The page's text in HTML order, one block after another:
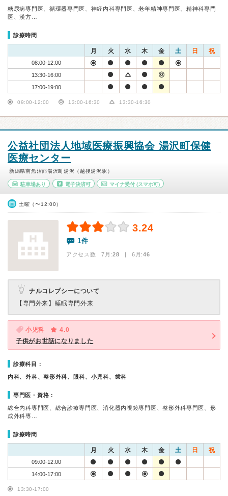
糖尿病専門医、循環器専門医、神経内科専門医、老年精神専門医、精神科専門
医、漢方…
診療時間
月 火 水 木 金 土 日 祝
08:00-12:00
13:30-16:00
17:00-19:00
09:00-12:00 13:00-16:30 13:30-16:30
公益社団法人地域医療振興協会 湯沢町保健
医療センター
新潟県南魚沼郡湯沢町湯沢（越後湯沢駅）
駐車場あり 電子決済可 マイナ受付 (スマホ可)
土曜（〜12:00）
3.24
1件
アクセス数 7月:28 | 6月:46
ナルコレプシーについて
【専門外来】 睡眠専門外来
小児科
4.0
子供がお世話になりました
診療科目：
内科、外科、整形外科、眼科、小児科、歯科
専門医・資格：
総合内科専門医、総合診療専門医、消化器内視鏡専門医、整形外科専門医、形
成外科専…
診療時間
月 火 水 木 金 土 日 祝
09:00-12:00
14:00-17:00
13:30-17:00